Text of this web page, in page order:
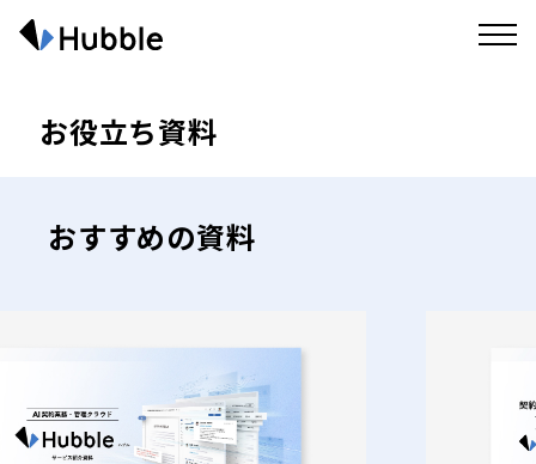
お役立ち資料
おすすめの資料